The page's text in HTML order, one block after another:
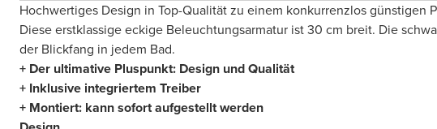
Hochwertiges Design in Top-Qualität zu einem konkurrenzlos günstigen
Diese erstklassige eckige Beleuchtungsarmatur ist 30 cm breit. Die
der Blickfang in jedem Bad.
+ Der ultimative Pluspunkt: Design und Qualität
+ Inklusive integriertem Treiber
+ Montiert: kann sofort aufgestellt werden